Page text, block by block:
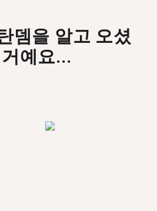
뎀을 알고 오셨
예요...